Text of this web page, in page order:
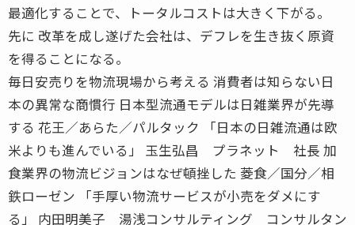
最適化することで、トータルコストは大きく下がる。
先に 改革を成し遂げた会社は、デフレを生き抜く原資
を得ることになる。
毎日安売りを物流現場から考える 消費者は知らない日
本の異常な商慣行 日本型流通モデルは日雑業界が先導
する 花王／あらた／パルタック 「日本の日雑流通は欧
米よりも進んでいる」 玉生弘昌 プラネット 社長 加
食業界の物流ビジョンはなぜ頓挫した 菱食／国分／相
鉄ローゼン 「手厚い物流サービスが小売をダメにす
る」 内田明美子 湯浅コンサルティング コンサルタン